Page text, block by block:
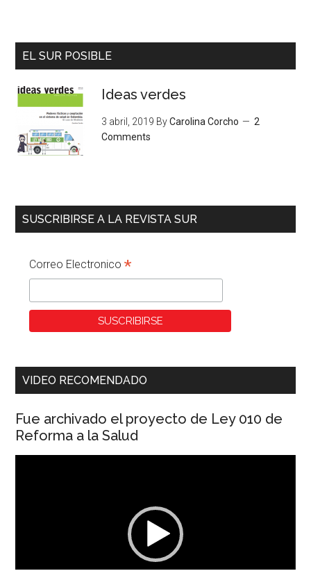
EL SUR POSIBLE
Ideas verdes
3 abril, 2019 ByCarolina Corcho
2
Comments
SUSCRIBIRSE A LA REVISTA SUR
Correo Electronico*
VIDEO RECOMENDADO
Fue archivado el proyecto de Ley 010 de
Reforma a la Salud